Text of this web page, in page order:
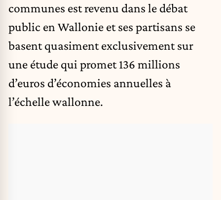
communes est revenu dans le débat
public en Wallonie et ses partisans se
basent quasiment exclusivement sur
une étude qui promet 136 millions
d’euros d’économies annuelles à
l’échelle wallonne.